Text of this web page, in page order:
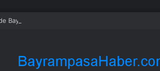
Bayram Trafiği Yoğunlaştı